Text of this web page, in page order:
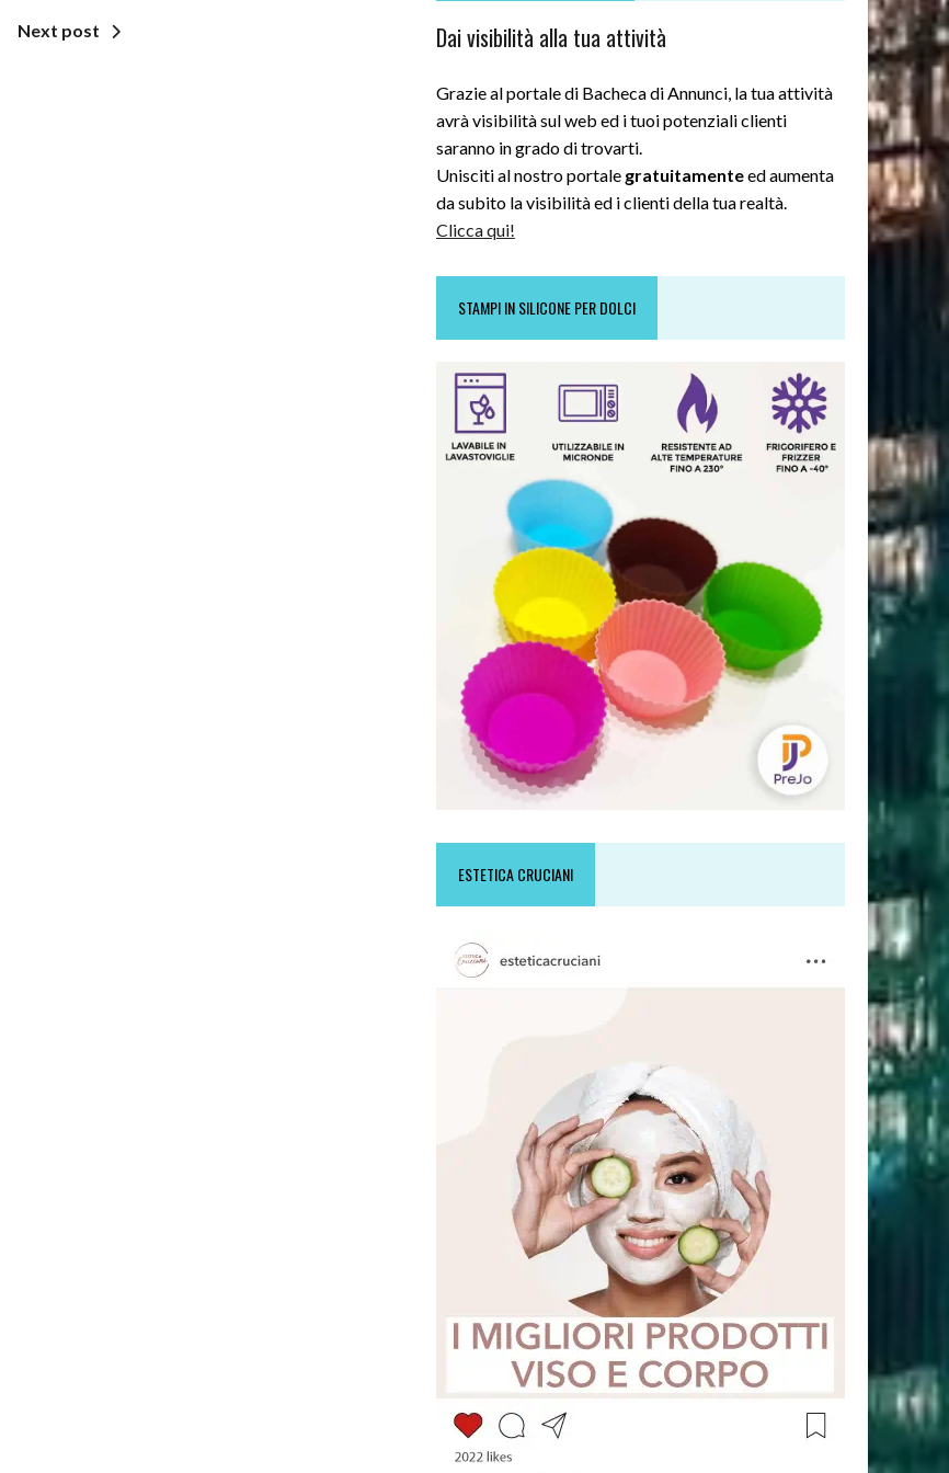
Next post Dai visibilità alla tua attività
Grazie al portale di Bacheca di Annunci, la tua attività
avrà visibilità sul web ed i tuoi potenziali clienti
saranno in grado di trovarti.
Unisciti al nostro portale gratuitamenteed aumenta
da subito la visibilità ed i clienti della tua realtà.
Clicca qui!
STAMPI IN SILICONE PER DOLCI
ESTETICA CRUCIANI